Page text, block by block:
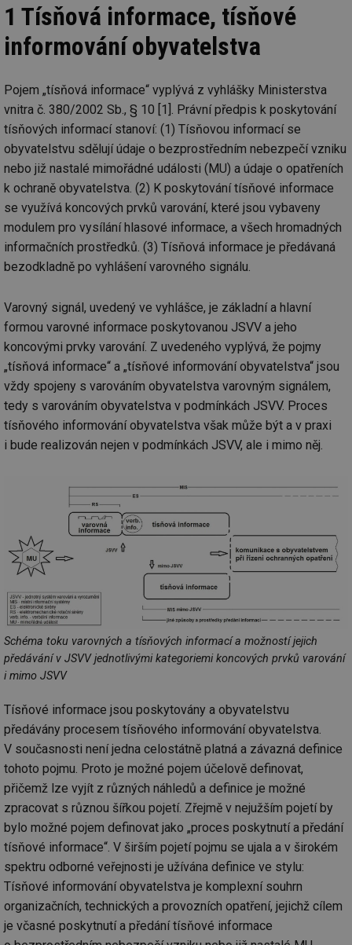
1 Tísňová informace, tísňové
informování obyvatelstva
Pojem „tísňová informace“ vyplývá z vyhlášky Ministerstva
vnitra č. 380/2002 Sb., § 10 [1]. Právní předpis k poskytování
tísňových informací stanoví: (1) Tísňovou informací se
obyvatelstvu sdělují údaje o bezprostředním nebezpečí vzniku
nebo již nastalé mimořádné události (MU) a údaje o opatřeních
k ochraně obyvatelstva. (2) K poskytování tísňové informace
se využívá koncových prvků varování, které jsou vybaveny
modulem pro vysílání hlasové informace, a všech hromadných
informačních prostředků. (3) Tísňová informace je předávaná
bezodkladně po vyhlášení varovného signálu.
Varovný signál, uvedený ve vyhlášce, je základní a hlavní
formou varovné informace poskytovanou JSVV a jeho
koncovými prvky varování. Z uvedeného vyplývá, že pojmy
„tísňová informace“ a „tísňové informování obyvatelstva“ jsou
vždy spojeny s varováním obyvatelstva varovným signálem,
tedy s varováním obyvatelstva v podmínkách JSVV. Proces
tísňového informování obyvatelstva však může být a v praxi
i bude realizován nejen v podmínkách JSVV, ale i mimo něj.
Schéma toku varovných a tísňových informací a možností jejich
předávání v JSVV jednotlivými kategoriemi koncových prvků varování
i mimo JSVV
Tísňové informace jsou poskytovány a obyvatelstvu
předávány procesem tísňového informování obyvatelstva.
V současnosti není jedna celostátně platná a závazná definice
tohoto pojmu. Proto je možné pojem účelově definovat,
přičemž lze vyjít z různých náhledů a definice je možné
zpracovat s různou šířkou pojetí. Zřejmě v nejužším pojetí by
bylo možné pojem definovat jako „proces poskytnutí a předání
tísňové informace“. V širším pojetí pojmu se ujala a v širokém
spektru odborné veřejnosti je užívána definice ve stylu:
Tísňové informování obyvatelstva je komplexní souhrn
organizačních, technických a provozních opatření, jejichž cílem
je včasné poskytnutí a předání tísňové informace